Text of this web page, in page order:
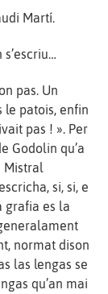
Martí.
pas. Un
le patois, enfin
pas ! ». Per
Godolin qu’a
Mistral
si, si, e
grafia es la
normat dison
las lengas se
qu’an mai